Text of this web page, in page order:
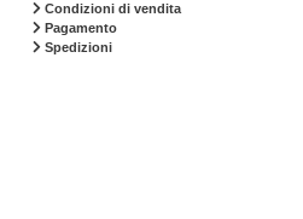
Condizioni di vendita
Pagamento
Spedizioni